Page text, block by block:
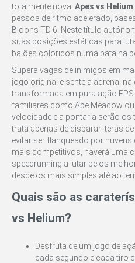
totalmente nova! Apes vs Helium
pessoa de ritmo acelerado,
Bloons TD 6. Neste título
suas posições estáticas para
balões coloridos numa batalha
Supera vagas de inimigos em
jogo original e sente a
transformada em pura ação
familiares como Ape Meadow
velocidade e a pontaria serão
trata apenas de disparar; terás
evitar ser flanqueado por
mais competitivos, haverá uma
speedrunning a lutar pelos
desde os mais simples até ao
Quais são as
vs Helium?
Desfruta de um jogo de
cada segundo e cada tiro